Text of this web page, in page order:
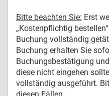
Bitte beachten Sie: Erst
„Kostenpflichtig
Buchung vollständig
Buchung erhalten Sie
Buchungsbestätigung
diese nicht eingehen
vollständig ausgeführt.